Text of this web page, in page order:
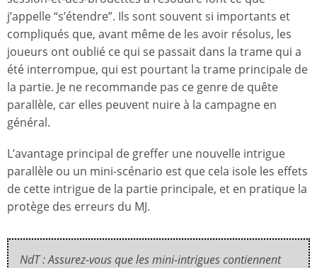
j’appelle “s’étendre”. Ils sont souvent si importants et
compliqués que, avant même de les avoir résolus, les
joueurs ont oublié ce qui se passait dans la trame qui a
été interrompue, qui est pourtant la trame principale de
la partie. Je ne recommande pas ce genre de quête
parallèle, car elles peuvent nuire à la campagne en
général.
L’avantage principal de greffer une nouvelle intrigue
parallèle ou un mini-scénario est que cela isole les effets
de cette intrigue de la partie principale, et en pratique la
protège des erreurs du MJ.
NdT : Assurez-vous que les mini-intrigues contiennent